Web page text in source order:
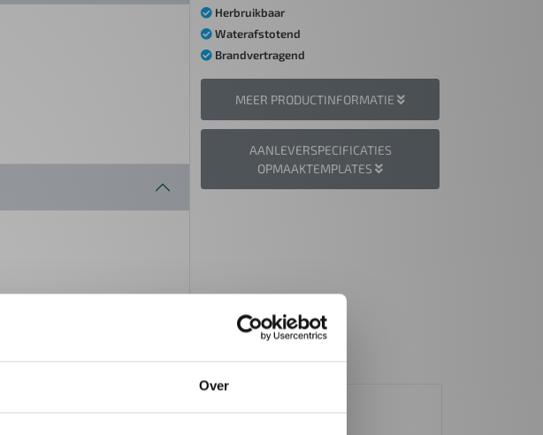
Over
Herbruikbaar
Waterafstotend
Brandvertragend
MEER PRODUCTINFORMATIE
AANLEVERSPECIFICATIES
OPMAAKTEMPLATES